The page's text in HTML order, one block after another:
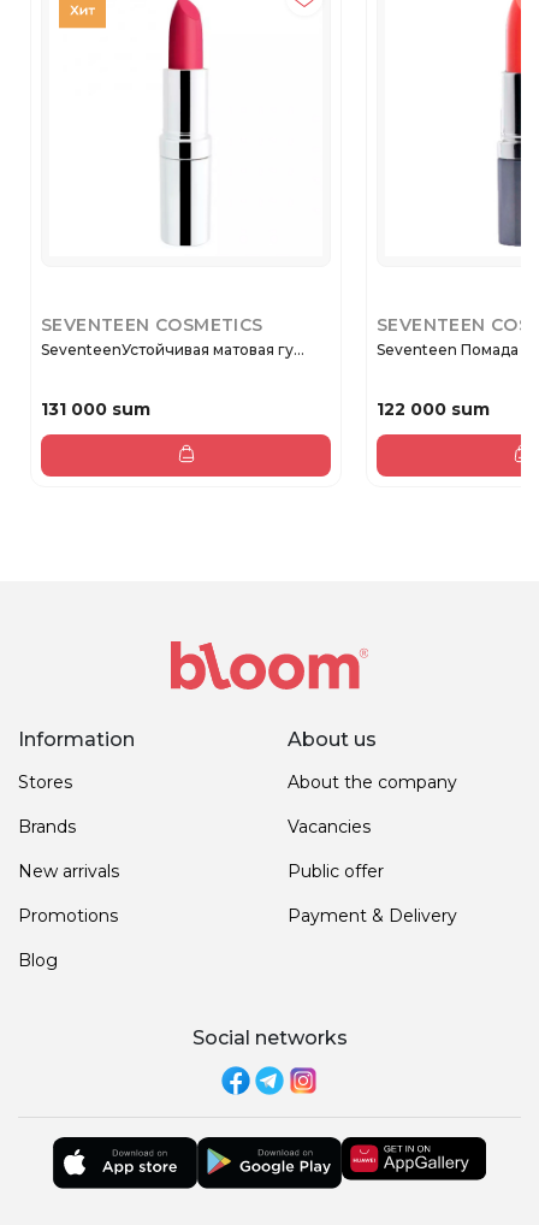
SEVENTEEN COSMETICS
SeventeenУстойчивая матовая гу...
131 000 sum
SEVENTEEN
Seventeen Помада
122 000 sum
Information
Stores
Brands
New arrivals
Promotions
Blog
About us
About the company
Vacancies
Public offer
Payment & Delivery
Social networks